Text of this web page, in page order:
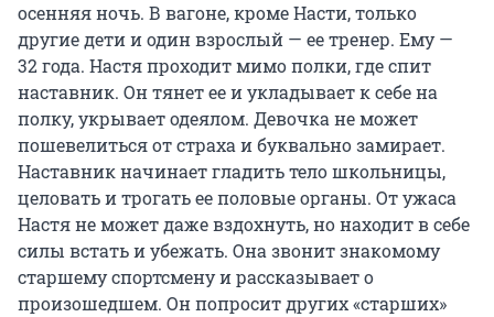
осенняя ночь. В вагоне, кроме Насти, только
другие дети и один взрослый — ее тренер. Ему —
32 года. Настя проходит мимо полки, где спит
наставник. Он тянет ее и укладывает к себе на
полку, укрывает одеялом. Девочка не может
пошевелиться от страха и буквально замирает.
Наставник начинает гладить тело школьницы,
целовать и трогать ее половые органы. От ужаса
Настя не может даже вздохнуть, но находит в себе
силы встать и убежать. Она звонит знакомому
старшему спортсмену и рассказывает о
произошедшем. Он попросит других «старших»